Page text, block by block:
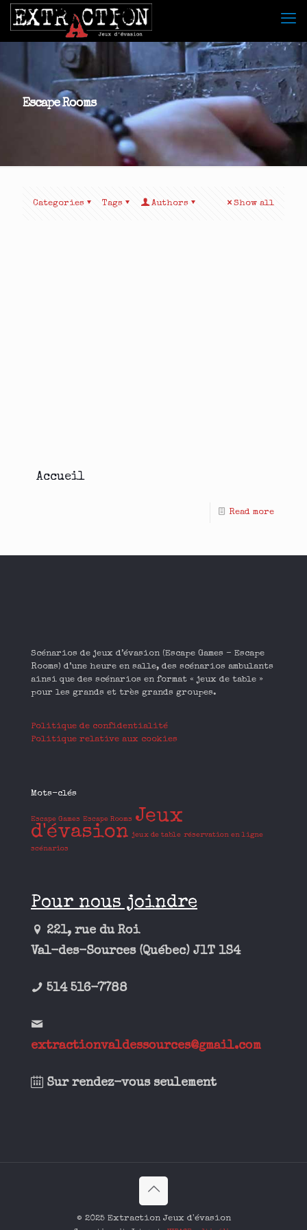
Escape Rooms
Categories Tags Authors Show all
Accueil
Read more
Scénarios de jeux d’évasion (Escape Games – Escape
Rooms) d’une heure en salle, des scénarios ambulants
ainsi que des scénarios en format « jeux de table »
pour les grands et très grands groupes.
Politique de confidentialité
Politique relative aux cookies
Mots-clés
Escape Games Escape Rooms Jeux
d'évasion jeux de table réservation en ligne
scénarios
Pour nous joindre
221, rue du Roi
Val-des-Sources (Québec) J1T 1S4
514 516-7788
extractionvaldessources@gmail.com
Sur rendez-vous seulement
© 2025 Extraction Jeux d'évasion